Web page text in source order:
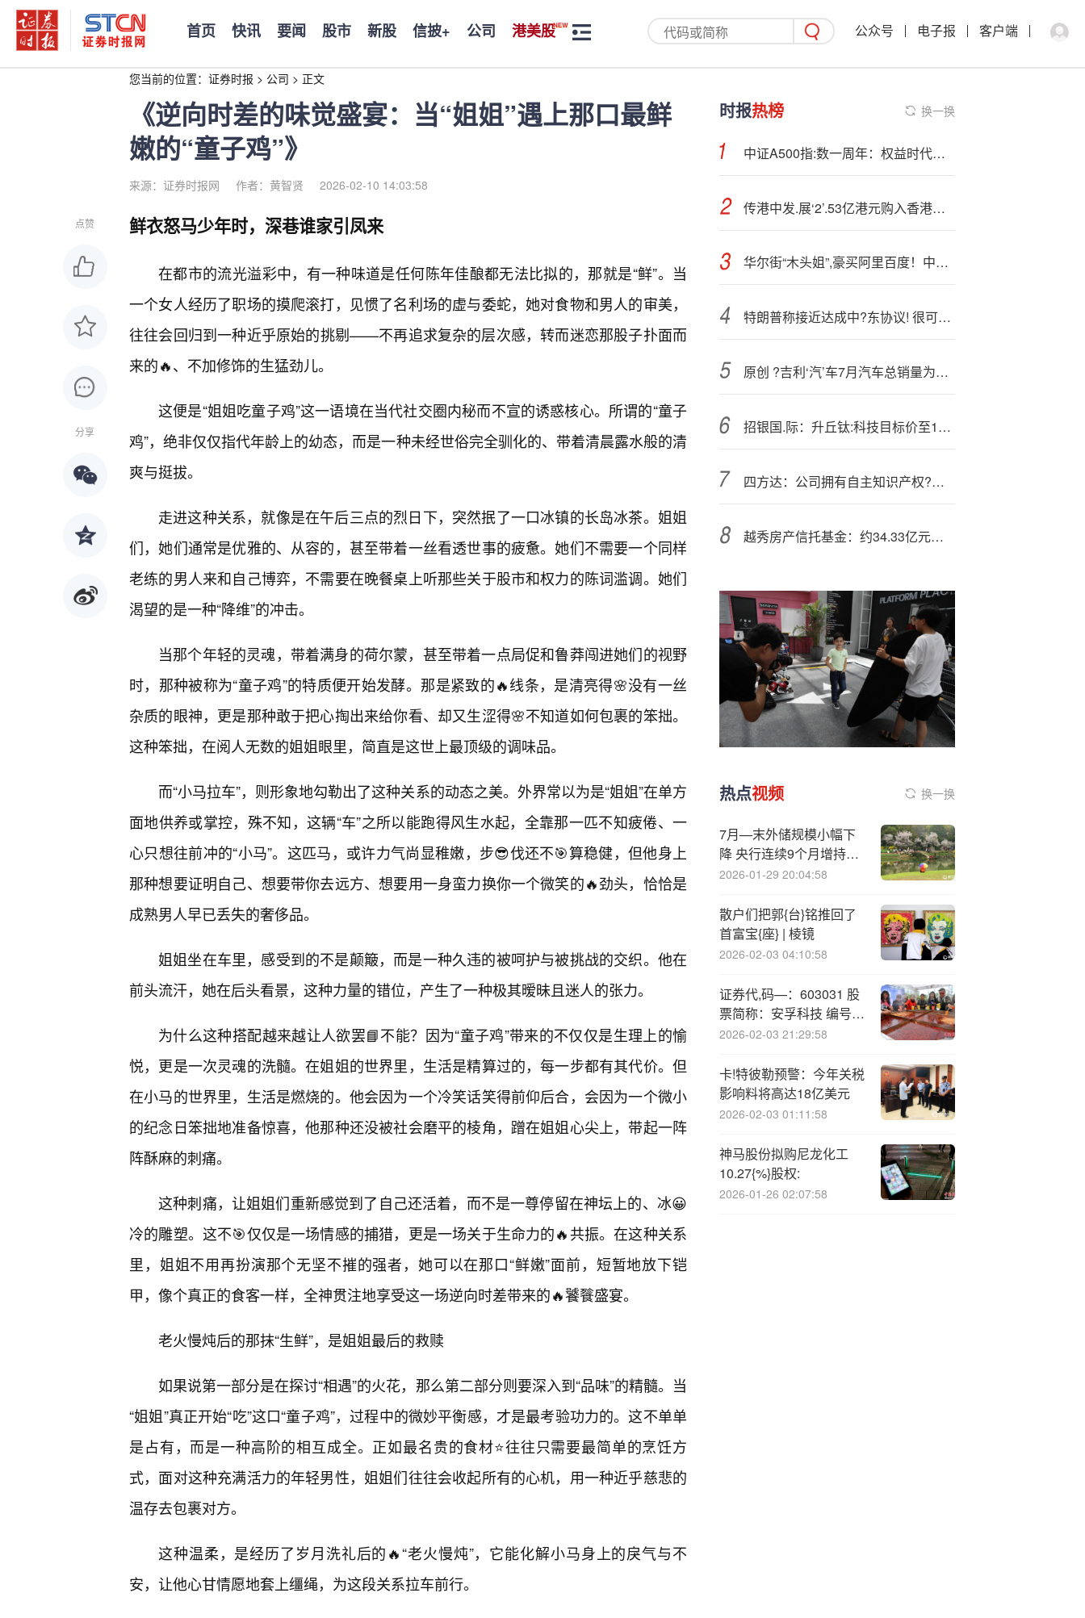
首页 快讯 要闻 股市 新股 信披+ 公司 港美股 公众号 电子报 客户端
您当前的位置： 证券时报 > 公司 > 正文
《逆向时差的味觉盛宴：当“姐姐”遇上那口最鲜
嫩的“童子鸡”》
来源：证券时报网 作者：黄智贤 2026-02-10 14:03:58
点赞
分享
鲜衣怒马少年时，深巷谁家引凤来
在都市的流光溢彩中，有一种味道是任何陈年佳酿都无法比拟的，那就是“鲜”。当
一个女人经历了职场的摸爬滚打，见惯了名利场的虚与委蛇，她对食物和男人的审美，
往往会回归到一种近乎原始的挑剔——不再追求复杂的层次感，转而迷恋那股子扑面而
来的🔥、不加修饰的生猛劲儿。
这便是“姐姐吃童子鸡”这一语境在当代社交圈内秘而不宣的诱惑核心。所谓的“童子
鸡”，绝非仅仅指代年龄上的幼态，而是一种未经世俗完全驯化的、带着清晨露水般的清
爽与挺拔。
走进这种关系，就像是在午后三点的烈日下，突然抿了一口冰镇的长岛冰茶。姐姐
们，她们通常是优雅的、从容的，甚至带着一丝看透世事的疲惫。她们不需要一个同样
老练的男人来和自己博弈，不需要在晚餐桌上听那些关于股市和权力的陈词滥调。她们
渴望的是一种“降维”的冲击。
当那个年轻的灵魂，带着满身的荷尔蒙，甚至带着一点局促和鲁莽闯进她们的视野
时，那种被称为“童子鸡”的特质便开始发酵。那是紧致的🔥线条，是清亮得🌸没有一丝
杂质的眼神，更是那种敢于把心掏出来给你看、却又生涩得🌸不知道如何包裹的笨拙。
这种笨拙，在阅人无数的姐姐眼里，简直是这世上最顶级的调味品。
而“小马拉车”，则形象地勾勒出了这种关系的动态之美。外界常以为是“姐姐”在单方
面地供养或掌控，殊不知，这辆“车”之所以能跑得风生水起，全靠那一匹不知疲倦、一
心只想往前冲的“小马”。这匹马，或许力气尚显稚嫩，步😎伐还不🎯算稳健，但他身上
那种想要证明自己、想要带你去远方、想要用一身蛮力换你一个微笑的🔥劲头，恰恰是
成熟男人早已丢失的奢侈品。
姐姐坐在车里，感受到的不是颠簸，而是一种久违的被呵护与被挑战的交织。他在
前头流汗，她在后头看景，这种力量的错位，产生了一种极其暧昧且迷人的张力。
为什么这种搭配越来越让人欲罢📘不能？因为“童子鸡”带来的不仅仅是生理上的愉
悦，更是一次灵魂的洗髓。在姐姐的世界里，生活是精算过的，每一步都有其代价。但
在小马的世界里，生活是燃烧的。他会因为一个冷笑话笑得前仰后合，会因为一个微小
的纪念日笨拙地准备惊喜，他那种还没被社会磨平的棱角，蹭在姐姐心尖上，带起一阵
阵酥麻的刺痛。
这种刺痛，让姐姐们重新感觉到了自己还活着，而不是一尊停留在神坛上的、冰😀
冷的雕塑。这不🎯仅仅是一场情感的捕猎，更是一场关于生命力的🔥共振。在这种关系
里，姐姐不用再扮演那个无坚不摧的强者，她可以在那口“鲜嫩”面前，短暂地放下铠
甲，像个真正的食客一样，全神贯注地享受这一场逆向时差带来的🔥饕餮盛宴。
老火慢炖后的那抹“生鲜”，是姐姐最后的救赎
如果说第一部分是在探讨“相遇”的火花，那么第二部分则要深入到“品味”的精髓。当
“姐姐”真正开始“吃”这口“童子鸡”，过程中的微妙平衡感，才是最考验功力的。这不单单
是占有，而是一种高阶的相互成全。正如最名贵的食材⭐往往只需要最简单的烹饪方
式，面对这种充满活力的年轻男性，姐姐们往往会收起所有的心机，用一种近乎慈悲的
温存去包裹对方。
这种温柔，是经历了岁月洗礼后的🔥“老火慢炖”，它能化解小马身上的戾气与不
安，让他心甘情愿地套上缰绳，为这段关系拉车前行。
时报热榜 换一换
中证A500指:数一周年：权益时代的“普适”配置方案
传港中发.展‘2’.53亿港元购入香港中环Ovolo Central物业
华尔街“木头姐”,豪买阿里百度！中国科技股被重估
特朗普称接近达成中?东协议! 很可能前往埃及
原创 ?吉利‘汽’车7月汽车总销量为23.77万部 同比增长约58%
招银国.际：升丘钛:科技目标价至14.5港元 看好非手机业务增长潜力
四方达：公司拥有自主知识产权?的MPCVD设备技术和CVD金刚石生长工艺技术
越秀房产信托基金：约34.33亿元向‘关’联人士;出售越秀金融大厦50%权益
热点视频 换一换
7月—末外储规模小幅下
降 央行连续9个月增持黄
金
2026-01-29 20:04:58
散户们把郭{台}铭推回了
首富宝{座} | 棱镜
2026-02-03 04:10:58
证券代,码—：603031 股
票简称：安孚科技 编号：
2025-071
2026-02-03 21:29:58
卡!特彼勒预警：今年关税
影响料将高达18亿美元
2026-02-03 01:11:58
神马股份拟购尼龙化工
10.27{%}股权:
2026-01-26 02:07:58